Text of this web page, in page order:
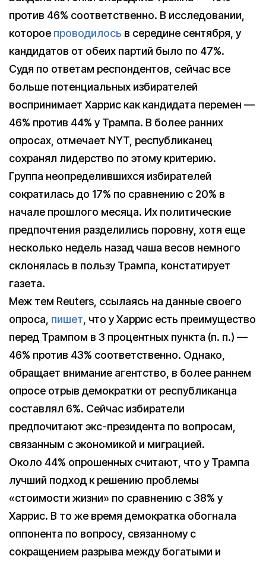
против 46% соответственно. В исследовании,
которое проводилось в середине сентября, у
кандидатов от обеих партий было по 47%.
Судя по ответам респондентов, сейчас все
больше потенциальных избирателей
воспринимает Харрис как кандидата перемен —
46% против 44% у Трампа. В более ранних
опросах, отмечает NYT, республиканец
сохранял лидерство по этому критерию.
Группа неопределившихся избирателей
сократилась до 17% по сравнению с 20% в
начале прошлого месяца. Их политические
предпочтения разделились поровну, хотя еще
несколько недель назад чаша весов немного
склонялась в пользу Трампа, констатирует
газета.
Меж тем Reuters, ссылаясь на данные своего
опроса, пишет, что у Харрис есть преимущество
перед Трампом в 3 процентных пункта (п. п.) —
46% против 43% соответственно. Однако,
обращает внимание агентство, в более раннем
опросе отрыв демократки от республиканца
составлял 6%. Сейчас избиратели
предпочитают экс-президента по вопросам,
связанным с экономикой и миграцией.
Около 44% опрошенных считают, что у Трампа
лучший подход к решению проблемы
«стоимости жизни» по сравнению с 38% у
Харрис. В то же время демократка обогнала
оппонента по вопросу, связанному с
сокращением разрыва между богатыми и